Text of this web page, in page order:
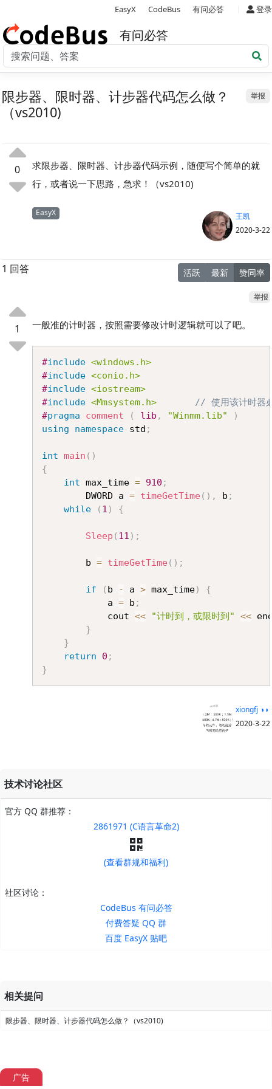
EasyX CodeBus 有问必答 登录
有问必答
举报
限步器、限时器、计步器代码怎么做？
（vs2010)
0
求限步器、限时器、计步器代码示例，随便写个简单的就
行，或者说一下思路，急求！（vs2010)
EasyX
王凯
2020-3-22
1 回答 活跃 最新 赞同率
举报
1 一般准的计时器，按照需要修改计时逻辑就可以了吧。
#include <windows.h>
#include <conio.h>
#include <iostream>
#include <Mmsystem.h>
// 使用该计时器
#pragma comment ( lib , "Winmm.lib"
)
using
namespace std ;
int main ( )
{
int max_time = 910 ;
		DWORD a
= timeGetTime( ) , b ;
while
( 1 ) {
Sleep ( 11 ) ;
		b
= timeGetTime( ) ;
if ( b - a > max_time)
{
			a
= b ;
			cout
<< "计时到，或限时到" <<
}
}
return
0 ;
}
xiongfj ◑◑
2020-3-22
技术讨论社区
官方 QQ 群推荐：
2861971 (C语言革命2)
(查看群规和福利)
社区讨论：
CodeBus 有问必答
付费答疑 QQ 群
百度 EasyX 贴吧
相关提问
限步器、限时器、计步器代码怎么做？（vs2010)
广告